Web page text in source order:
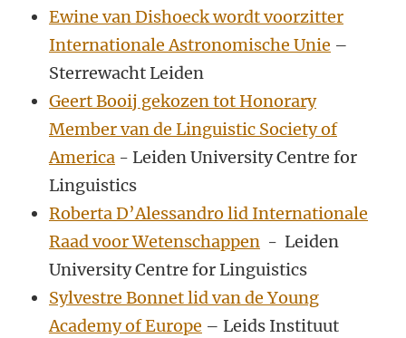
Ewine van Dishoeck wordt voorzitter
Internationale Astronomische Unie –
Sterrewacht Leiden
Geert Booij gekozen tot Honorary
Member van de Linguistic Society of
America - Leiden University Centre for
Linguistics
Roberta D’Alessandro lid Internationale
Raad voor Wetenschappen - Leiden
University Centre for Linguistics
Sylvestre Bonnet lid van de Young
Academy of Europe – Leids Instituut